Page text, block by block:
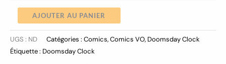
AJOUTER AU PANIER
UGS : ND Catégories : Comics,Comics VO, Doomsday Clock
Étiquette : Doomsday Clock